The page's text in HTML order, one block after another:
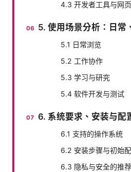
4.3 开发者工具与网
5. 使用场景分析：日常
5.1 日常浏览
5.2 工作协作
5.3 学习与研究
5.4 软件开发与测试
6. 系统要求、安装与配
6.1 支持的操作系统
6.2 安装步骤与初始
6.3 隐私与安全的推